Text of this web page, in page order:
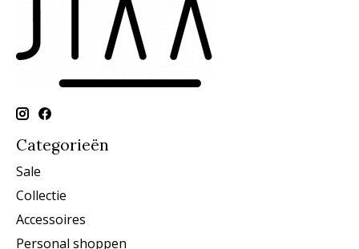
Categorieën
Sale
Collectie
Accessoires
Personal shoppen